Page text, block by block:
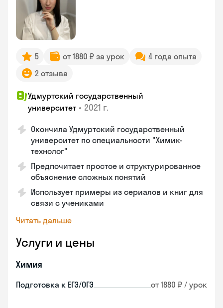
5 от 1880 ₽ за урок
4 года опыта
2 отзыва
Удмуртский государственный
университет • 2021 г.
Окончила Удмуртский государственный
университет по специальности "Химик-
технолог"
Предпочитает простое и структурированное
объяснение сложных понятий
Использует примеры из сериалов и книг для
связи с учениками
Читать дальше
Услуги и цены
Химия
Подготовка к ЕГЭ/ОГЭ от 1880 ₽ / урок